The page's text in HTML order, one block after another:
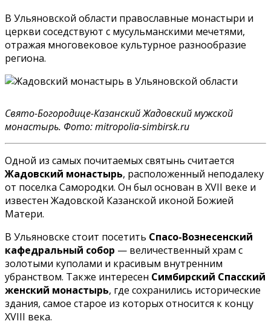
В Ульяновской области православные монастыри и
церкви соседствуют с мусульманскими мечетями,
отражая многовековое культурное разнообразие
региона.
Свято-Богородице-Казанский Жадовский мужской
монастырь. Фото: mitropolia-simbirsk.ru
Одной из самых почитаемых святынь считается
Жадовский монастырь, расположенный неподалеку
от поселка Самородки. Он был основан в XVII веке и
известен Жадовской Казанской иконой Божией
Матери.
В Ульяновске стоит посетить Спасо-Вознесенский
кафедральный собор — величественный храм с
золотыми куполами и красивым внутренним
убранством. Также интересен Симбирский Спасский
женский монастырь, где сохранились исторические
здания, самое старое из которых относится к концу
XVIII века.